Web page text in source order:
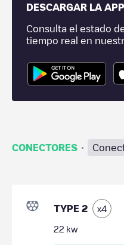
DESCARGAR LA APP
Consulta el estado
tiempo real en
CONECTORES ·
TYPE 2 x4
22 kw